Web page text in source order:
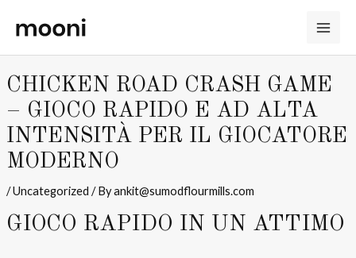
content
CHICKEN ROAD CRASH GAME
– GIOCO RAPIDO E AD ALTA
INTENSITÀ PER IL GIOCATORE
MODERNO
/Uncategorized / Byankit@sumodflourmills.com
GIOCO RAPIDO IN UN ATTIMO
navigation